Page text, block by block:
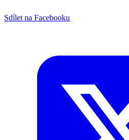
Sdílet na Facebooku